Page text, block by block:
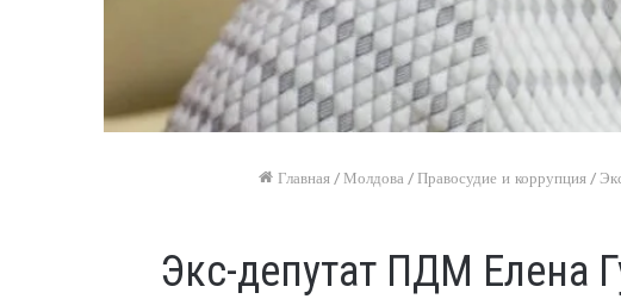
Главная / Молдова / Правосудие и коррупция /
Экс-депутат ПДМ Елена